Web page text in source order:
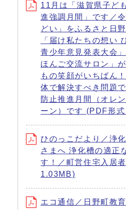
11月は「滋賀県子ど
進強調月間」です／
どい」をふるさと日
「届け私たちの想い
青少年意見発表大会
ほんご交流サロン」
もの笑顔がいちばん
体で解決すべき問題
防止推進月間（オレ
ーン）です (PDF形
ひのっこだより／浄
さまへ 浄化槽の適正
す！／町営住宅入居
1.03MB)
エコ通信／日野町教